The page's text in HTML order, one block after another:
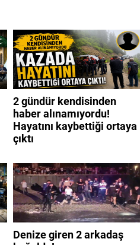
2 gündür kendisinden
haber alınamıyordu!
Hayatını kaybettiği ortaya
çıktı
Denize giren 2 arkadaş